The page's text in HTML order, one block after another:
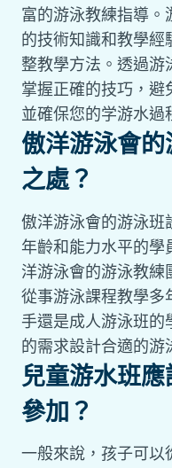
富的游泳教練指導。
的技術知識和教學經
整教學方法。透過游
掌握正確的技巧，避
並確保您的学游水過
傲洋游泳會
之處？
傲洋游泳會的游泳班
年齡和能力水平的學
洋游泳會的游泳教練
從事游泳課程教學多
手還是成人游泳班的
的需求設計合適的游
兒童游水班
參加？
一般來說，孩子可以